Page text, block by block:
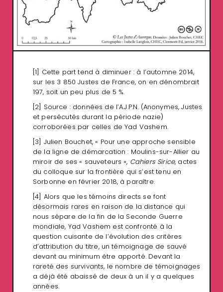
[1]
Cette part tend à diminuer : à l’automne 2014,
sur les 3 850 Justes de France, on en dénombrait
197, soit un peu plus de 5 %.
[2] Source : données de l’A.J.P.N. (Anonymes, Justes
et persécutés durant la période nazie)
corroborées par celles de Yad Vashem.
[3] Julien Bouchet, « Pour une approche sensible
de la ligne de démarcation : Moulins-sur-Allier au
miroir de ses « sauveteurs », Cahiers Sirice, actes
du colloque sur la frontière qui s’est tenu en
Sorbonne en février 2018, à paraître.
[4] Alors que les témoins directs se font
désormais rares en raison de la distance qui
nous sépare de la fin de la Seconde Guerre
mondiale, Yad Vashem est confronté à la
question cuisante de l’évolution des critères
d’attribution du titre, un témoignage de sauvé
devant au minimum être apporté. Devant la
rareté des survivants, le nombre de témoignages
a déjà été abaissé de deux à un il y a quelques
années.